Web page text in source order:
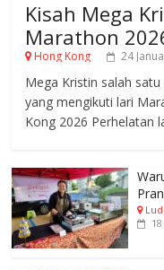
Kisah Mega
Marathon
Hong Kong 24
Mega Kristin salah
yang mengikuti lari
Kong 2026 Perhelatan